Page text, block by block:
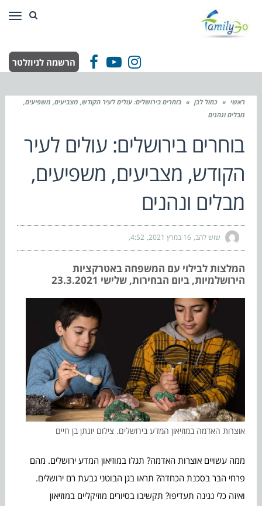
Facebook
YouTube
Instagram הרשמה לניוזלטר
ראשי » כחול לבן » בוחרים בירושלים: עולים לעיר הקודש, מצביעים, משפיעים,
מבלים ונהנים
בוחרים בירושלים: עולים לעיר
הקודש, מצביעים, משפיעים,
מבלים ונהנים
שוש להב 16 במרץ 2021 4:52
המלצות לבילוי עם המשפחה באטרקציות
הירושלמיות, ביום הבחירות, שלישי 23.3.2021
אוצרות האדמה במוזיאון המדע בירושלים. צילום יונתן בן חיים
ממה עשויים אוצרות האדמה? תגלו במוזיאון המדע ירושלים. מהם
פרחי הבר בסכנת הכחדה? תראו בגן הבוטני גבעת רם ירושלים.
ואיזה כלי נגינה תעדיפו? תקשיבו בסיורים מוזיקליים במוזיאון